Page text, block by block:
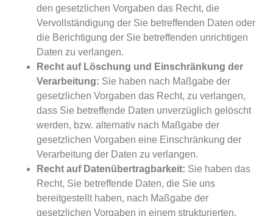
den gesetzlichen Vorgaben das Recht, die
Vervollständigung der Sie betreffenden Daten oder
die Berichtigung der Sie betreffenden unrichtigen
Daten zu verlangen.
Recht auf Löschung und Einschränkung der
Verarbeitung: Sie haben nach Maßgabe der
gesetzlichen Vorgaben das Recht, zu verlangen,
dass Sie betreffende Daten unverzüglich gelöscht
werden, bzw. alternativ nach Maßgabe der
gesetzlichen Vorgaben eine Einschränkung der
Verarbeitung der Daten zu verlangen.
Recht auf Datenübertragbarkeit: Sie haben das
Recht, Sie betreffende Daten, die Sie uns
bereitgestellt haben, nach Maßgabe der
gesetzlichen Vorgaben in einem strukturierten,